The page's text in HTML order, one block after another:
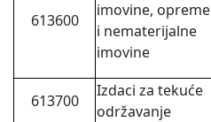
613600
imovine, opreme
i nematerijalne
imovine
613700
Izdaci za tekuće
održavanje